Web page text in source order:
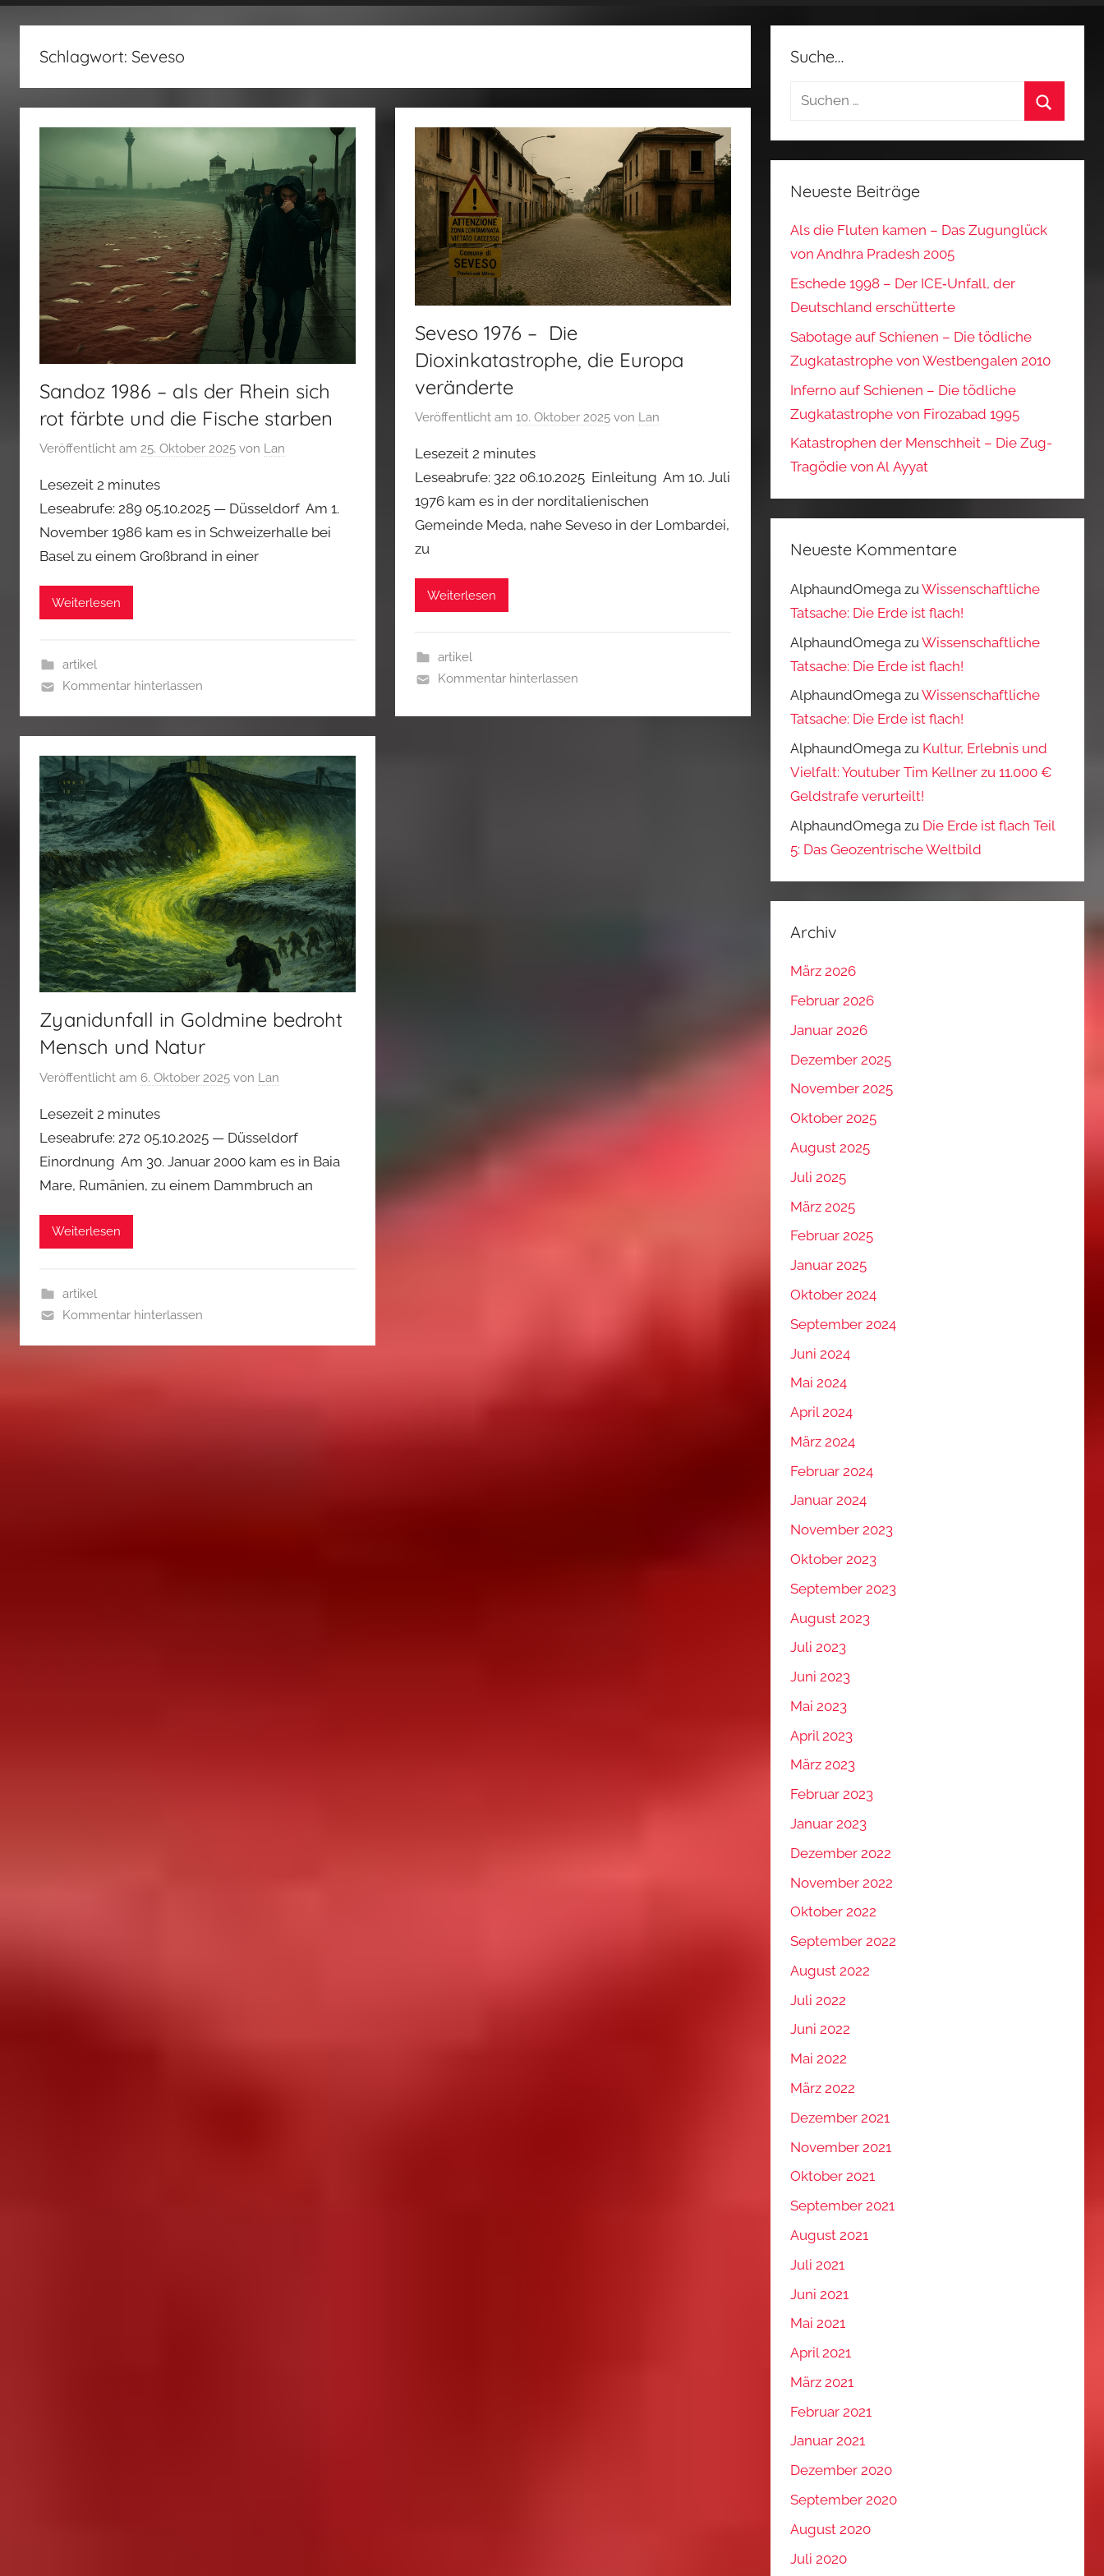
fertig…!
Schlagwort: Seveso
Sandoz 1986 – als der Rhein sich
rot färbte und die Fische starben
Veröffentlicht am 25. Oktober 2025 von Lan
Lesezeit 2 minutes
Leseabrufe: 289 05.10.2025 — Düsseldorf Am 1.
November 1986 kam es in Schweizerhalle bei
Basel zu einem Großbrand in einer
Weiterlesen
artikel
Kommentar hinterlassen
Seveso 1976 – Die
Dioxinkatastrophe, die Europa
veränderte
Veröffentlicht am10. Oktober 2025 von Lan
Lesezeit 2 minutes
Leseabrufe: 322 06.10.2025 Einleitung Am 10. Juli
1976 kam es in der norditalienischen
Gemeinde Meda, nahe Seveso in der Lombardei,
zu
Weiterlesen
artikel
Kommentar hinterlassen
Zyanidunfall in Goldmine bedroht
Mensch und Natur
Veröffentlicht am 6. Oktober 2025 von Lan
Lesezeit 2 minutes
Leseabrufe: 272 05.10.2025 — Düsseldorf
Einordnung Am 30. Januar 2000 kam es in Baia
Mare, Rumänien, zu einem Dammbruch an
Weiterlesen
artikel
Kommentar hinterlassen
Suche…
Suchen
Neueste Beiträge
Als die Fluten kamen – Das Zugunglück
von Andhra Pradesh 2005
Eschede 1998 – Der ICE‑Unfall, der
Deutschland erschütterte
Sabotage auf Schienen – Die tödliche
Zugkatastrophe von Westbengalen 2010
Inferno auf Schienen – Die tödliche
Zugkatastrophe von Firozabad 1995
Katastrophen der Menschheit – Die Zug-
Tragödie von Al Ayyat
Neueste Kommentare
AlphaundOmega zuWissenschaftliche
Tatsache: Die Erde ist flach!
AlphaundOmega zuWissenschaftliche
Tatsache: Die Erde ist flach!
AlphaundOmega zuWissenschaftliche
Tatsache: Die Erde ist flach!
AlphaundOmega zu Kultur, Erlebnis und
Vielfalt: Youtuber Tim Kellner zu 11.000 €
Geldstrafe verurteilt!
AlphaundOmega zu Die Erde ist flach Teil
5: Das Geozentrische Weltbild
Archiv
März 2026
Februar 2026
Januar 2026
Dezember 2025
November 2025
Oktober 2025
August 2025
Juli 2025
März 2025
Februar 2025
Januar 2025
Oktober 2024
September 2024
Juni 2024
Mai 2024
April 2024
März 2024
Februar 2024
Januar 2024
November 2023
Oktober 2023
September 2023
August 2023
Juli 2023
Juni 2023
Mai 2023
April 2023
März 2023
Februar 2023
Januar 2023
Dezember 2022
November 2022
Oktober 2022
September 2022
August 2022
Juli 2022
Juni 2022
Mai 2022
März 2022
Dezember 2021
November 2021
Oktober 2021
September 2021
August 2021
Juli 2021
Juni 2021
Mai 2021
April 2021
März 2021
Februar 2021
Januar 2021
Dezember 2020
September 2020
August 2020
Juli 2020